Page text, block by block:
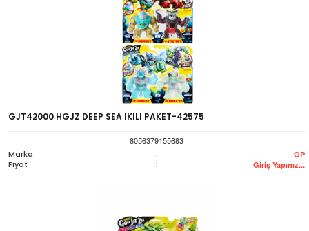
GJT42000 HGJZ DEEP SEA IKILI PAKET-42575
8056379155683
Marka
: GP
Fiyat : Giriş Yapınız...